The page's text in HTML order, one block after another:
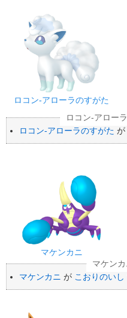
ロコン-アローラのすがた
ロコン-アローラのすがた が
マケンカニ
マケンカニ が こおりのいし